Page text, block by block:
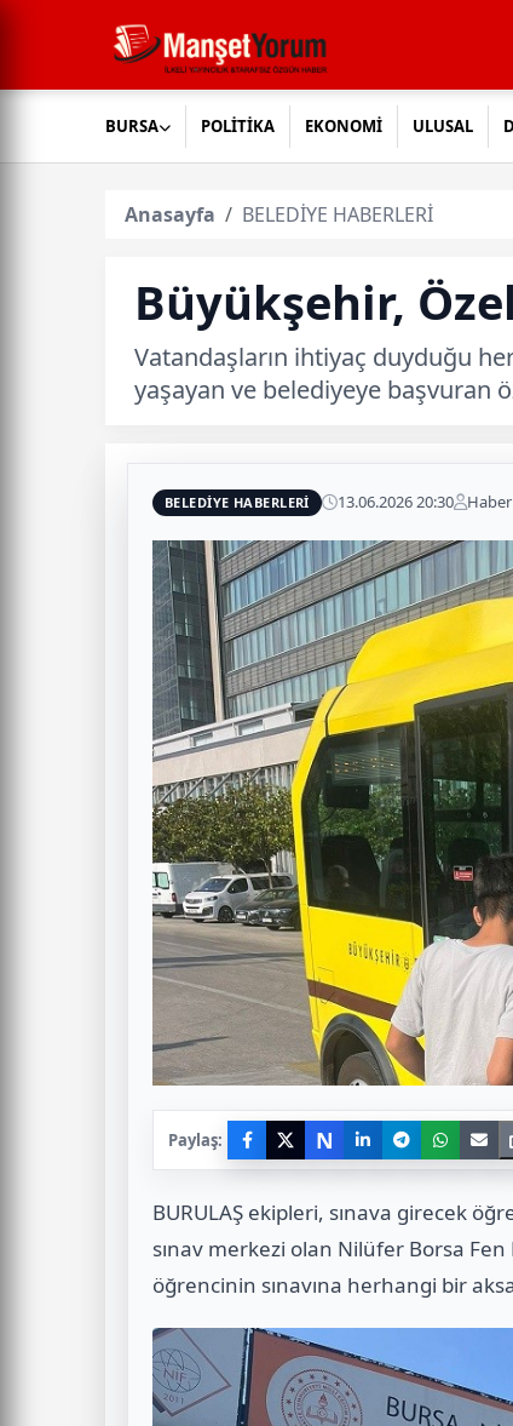
BURSA POLİTİKA EKONOMİ ULUSAL
Anasayfa BELEDİYE HABERLERİ
Büyükşehir,
Vatandaşların ihtiyaç duyduğu
yaşayan ve belediyeye başvuran
BELEDİYE HABERLERİ 13.06.2026 20:30
Paylaş: N
BURULAŞ ekipleri, sınava girecek
sınav merkezi olan Nilüfer Borsa Fen
öğrencinin sınavına herhangi bir